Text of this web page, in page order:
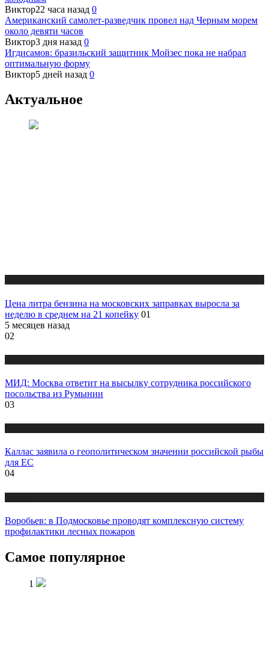
Виктор22 часа назад 0
Американский самолет-разведчик провел над Черным морем
около девяти часов
Виктор3 дня назад 0
Игдисамов: бразильский защитник Мойзес пока не набрал
оптимальную форму
Виктор5 дней назад 0
Актуальное
Цена литра бензина на московских заправках выросла за
неделю в среднем на 21 копейку 01
5 месяцев назад
02
МИД: Москва ответит на высылку сотрудника российского
посольства из Румынии
03
Каллас заявила о геополитическом значении российской рыбы
для ЕС
04
Воробьев: в Подмосковье проводят комплексную систему
профилактики лесных пожаров
Самое популярное
1